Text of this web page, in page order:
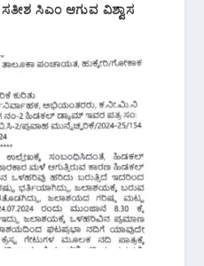
ಸತೀಶ ಸಿಎಂ ಆಗುವ ವಿಶ್ವಾಸ